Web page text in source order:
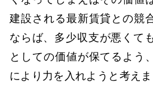
建設される最新賃貸との競
ならば、多少収支が悪くて
としての価値が保てるよう
により力を入れようと考え